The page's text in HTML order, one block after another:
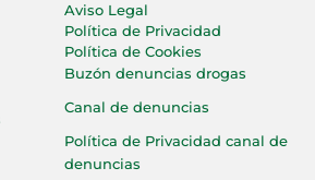
Aviso Legal
Política de Privacidad
Política de Cookies
Buzón denuncias drogas
Canal de denuncias
Política de Privacidad canal de
denuncias